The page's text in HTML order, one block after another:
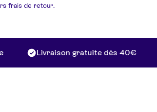
frais de retour.
Livraison gratuite dès 40€